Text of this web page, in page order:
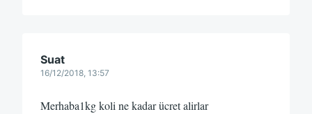
Suat
16/12/2018, 13:57
Merhaba1kg koli ne kadar ücret alirlar